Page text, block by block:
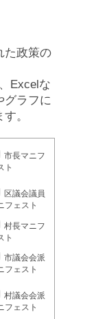
た政策の
Excelな
グラフに
。
市長マニフ
ト
区議会議員
フェスト
村長マニフ
ト
市議会会派
フェスト
村議会会派
フェスト